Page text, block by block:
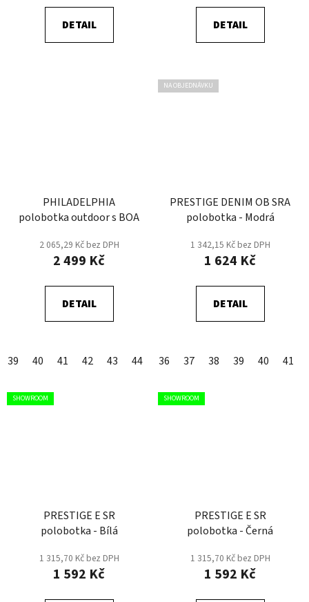
DETAIL DETAIL
PHILADELPHIA
polobotka outdoor s BOA
2 065,29 Kč bez DPH
2 499 Kč
DETAIL
39 40 41 42 43 44 45 46 47
NA OBJEDNÁVKU
PRESTIGE DENIM OB SRA
polobotka - Modrá
1 342,15 Kč bez DPH
1 624 Kč
DETAIL
36 37 38 39 40 41
SHOWROOM
PRESTIGE E SR
polobotka - Bílá
1 315,70 Kč bez DPH
1 592 Kč
SHOWROOM
PRESTIGE E SR
polobotka - Černá
1 315,70 Kč bez DPH
1 592 Kč